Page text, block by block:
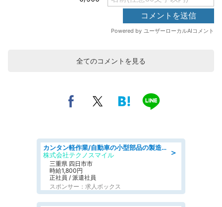
全てのコメントを見る
＞
カンタン軽作業/自動車の小型部品の製造オペレーター denso aichi
株式会社テクノスマイル
三重県 四日市市
時給1,800円
正社員 / 派遣社員
スポンサー：求人ボックス